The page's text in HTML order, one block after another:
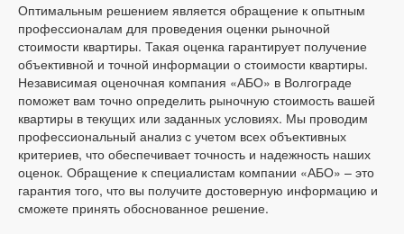
Оптимальным решением является обращение к опытным
профессионалам для проведения оценки рыночной
стоимости квартиры. Такая оценка гарантирует получение
объективной и точной информации о стоимости квартиры.
Независимая оценочная компания «АБО» в Волгограде
поможет вам точно определить рыночную стоимость вашей
квартиры в текущих или заданных условиях. Мы проводим
профессиональный анализ с учетом всех объективных
критериев, что обеспечивает точность и надежность наших
оценок. Обращение к специалистам компании «АБО» – это
гарантия того, что вы получите достоверную информацию и
сможете принять обоснованное решение.